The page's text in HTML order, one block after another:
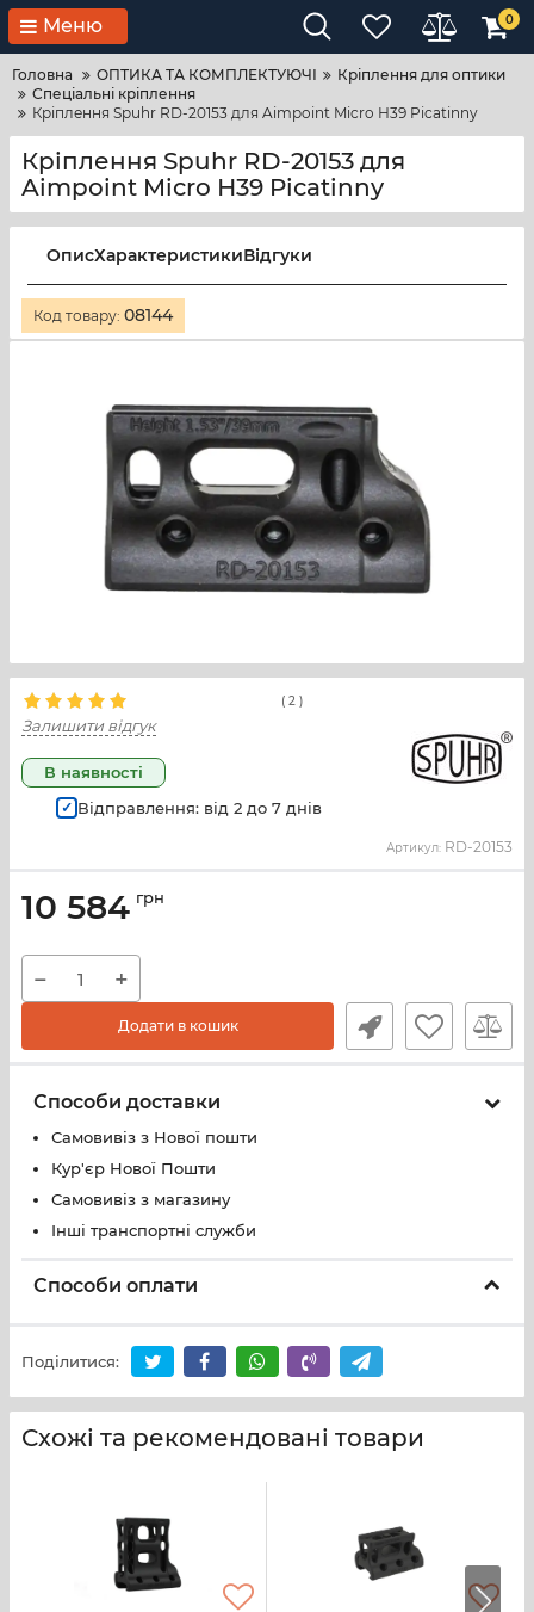
Меню 0
Головна ОПТИКА ТА КОМПЛЕКТУЮЧІ
Кріплення для оптики
Спеціальні кріплення
Кріплення Spuhr RD-20153 для Aimpoint Micro Н39 Picatinny
Кріплення Spuhr RD-20153 для
Aimpoint Micro Н39 Picatinny
ОписХарактеристикиВідгуки
Код товару: 08144
( 2 )
Залишити відгук
В наявності
Відправлення: від 2 до 7 днів
Артикул: RD-20153
10 584 грн
− +
Додати в кошик
Способи доставки
Самовивіз з Нової пошти
Кур'єр Нової Пошти
Самовивіз з магазину
Інші транспортні служби
Способи оплати
Поділитися:
Схожі та рекомендовані товари